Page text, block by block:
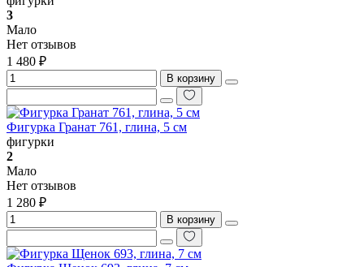
3
Мало
Нет отзывов
1 480 ₽
В корзину
Фигурка Гранат 761, глина, 5 см
фигурки
2
Мало
Нет отзывов
1 280 ₽
В корзину